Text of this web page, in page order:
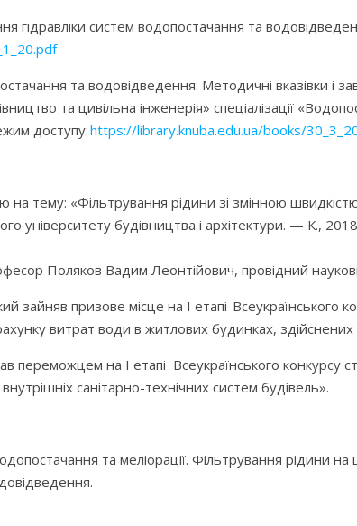
гідравліки систем водопостачання та
та водовідведення: Методичні вказівки
та цивільна інженерія» спеціалізації
доступу:https://library.knuba.edu.ua/books/
на тему: «Фільтрування рідини зі змінною
університету будівництва і архітектури. — К.,
Поляков Вадим Леонтійович, провідний
зайняв призове місце на І етапі Всеукраїнського
витрат води в житлових будинках,
переможцем на І етапі Всеукраїнського конкурсу
санітарно-технічних систем будівель».
та меліорації. Фільтрування рідини